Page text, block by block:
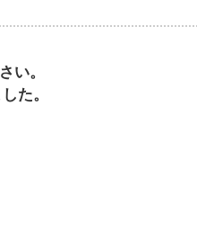
い。
た。